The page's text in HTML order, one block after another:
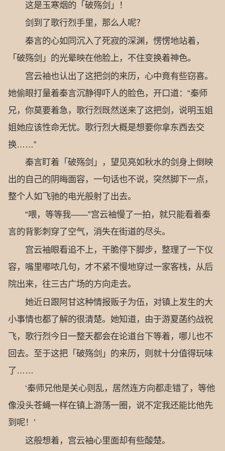
这是玉寒烟的「破殇剑」！
剑到了歌行烈手里，那么人呢？
秦言的心如同沉入了死寂的深渊，愣愣地站着，
「破殇剑」的光晕映在他脸上，不住变换着神色。
宫云袖也认出了这把剑的来历，心中竟有些窃喜。
她偷眼打量着秦言沉静得吓人的脸色，开口道：“秦师
兄，你莫要着急，歌行烈既然送来了这把剑，说明玉姐
姐她应该性命无忧。歌行烈大概是想要你拿东西去交
换……”
秦言盯着「破殇剑」，望见亮如秋水的剑身上倒映
出的自己的阴晦面容，一句话也不说，突然脚下一点，
整个人如飞驰的电光般射了出去。
“喂，等等我——”宫云袖慢了一拍，就只能看着秦
言的背影刺穿了空气，消失在街道的尽头。
宫云袖眼看追不上，干脆停下脚步，整理了一下仪
容，嘴里嘟哝几句，才不紧不慢地穿过一家客栈，从后
院出来，往三古广场的方向走去。
她近日跟阿甘这种情报贩子为伍，对镇上发生的大
小事情也都了解的很清楚。她知道，由于游夏菡约战祝
飞，歌行烈今日一整天都会在论道台下等着，哪儿也不
回去。至于这把「破殇剑」的来历，则就十分值得玩味
了……
‘秦师兄他是关心则乱，居然连方向都走错了，等他
像没头苍蝇一样在镇上游荡一圈，说不定我还能比他先
到呢！’
这般想着，宫云袖心里面却有些酸楚。